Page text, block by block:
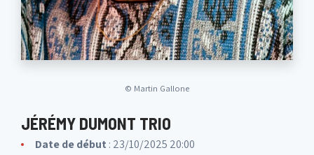
© Martin Gallone
JÉRÉMY DUMONT TRIO
Date de début : 23/10/2025 20:00